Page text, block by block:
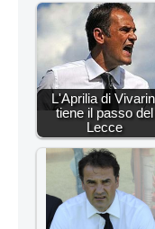
L'Aprilia di
tiene il passo del
Lecce